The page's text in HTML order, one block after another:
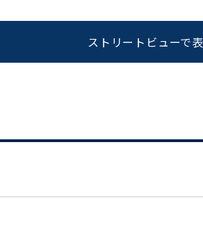
0120-620-213
平日 9:00〜18:00
ストリートビューで